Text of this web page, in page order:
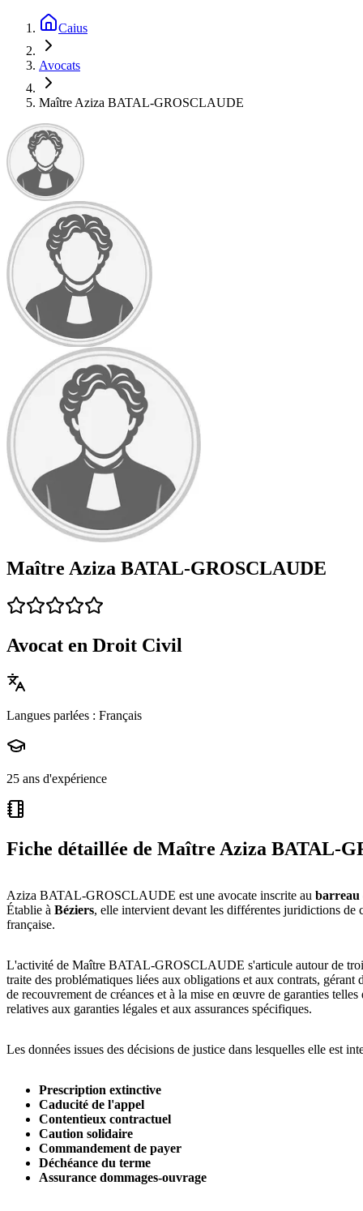
Caius
Avocats
Maître Aziza BATAL‑GROSCLAUDE
Maître Aziza BATAL‑GROSCLAUDE
Avocat en Droit Civil
Langues parlées : Français
25 ans d'expérience
Fiche détaillée de Maître Aziza
Aziza BATAL-GROSCLAUDE est une avocate inscrite au barreau
Établie à Béziers, elle intervient devant les différentes juridictions de
française.
L'activité de Maître BATAL-GROSCLAUDE s'articule autour de
traite des problématiques liées aux obligations et aux contrats,
de recouvrement de créances et à la mise en œuvre de garanties
relatives aux garanties légales et aux assurances spécifiques.
Les données issues des décisions de justice dans lesquelles elle est
Prescription extinctive
Caducité de l'appel
Contentieux contractuel
Caution solidaire
Commandement de payer
Déchéance du terme
Assurance dommages-ouvrage